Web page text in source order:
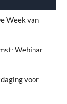
Week van
Webinar
voor